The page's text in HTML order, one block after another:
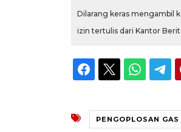
Dilarang keras mengambil
izin tertulis dari Kantor
PENGOPLOSAN